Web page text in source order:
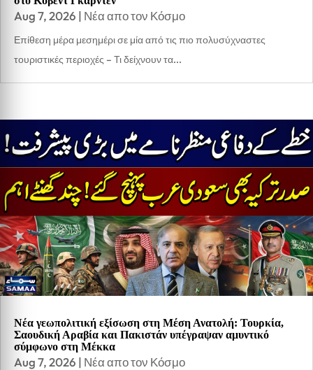
Aug 7, 2026 | Νέα απο τον Κόσμο
Επίθεση μέρα μεσημέρι σε μία από τις πιο πολυσύχναστες
τουριστικές περιοχές – Τι δείχνουν τα...
Νέα γεωπολιτική εξίσωση στη Μέση Ανατολή: Τουρκία,
Σαουδική Αραβία και Πακιστάν υπέγραψαν αμυντικό
σύμφωνο στη Μέκκα
Aug 7, 2026 | Νέα απο τον Κόσμο